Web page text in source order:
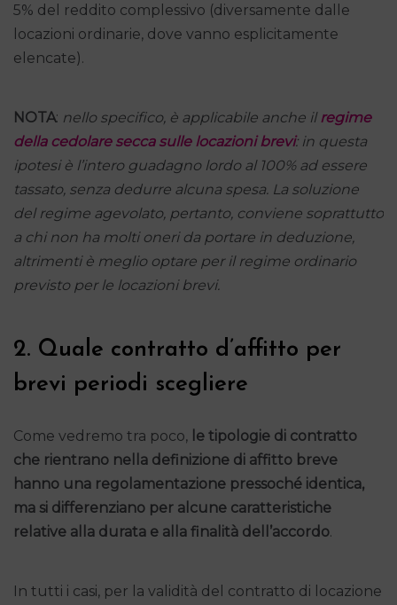
5% del reddito complessivo (diversamente dalle
locazioni ordinarie, dove vanno esplicitamente
elencate).
NOTA: nello specifico, è applicabile anche ilregime
della cedolare secca sulle locazioni brevi: in questa
ipotesi è l’intero guadagno lordo al 100% ad essere
tassato, senza dedurre alcuna spesa. La soluzione
del regime agevolato, pertanto, conviene soprattutto
a chi non ha molti oneri da portare in deduzione,
altrimenti è meglio optare per il regime ordinario
previsto per le locazioni brevi.
2. Quale contratto d’affitto per
brevi periodi scegliere
Come vedremo tra poco, le tipologie di contratto
che rientrano nella definizione di affitto breve
hanno una regolamentazione pressoché identica,
ma si differenziano per alcune caratteristiche
relative alla durata e alla finalità dell’accordo.
In tutti i casi, per la validità del contratto di locazione